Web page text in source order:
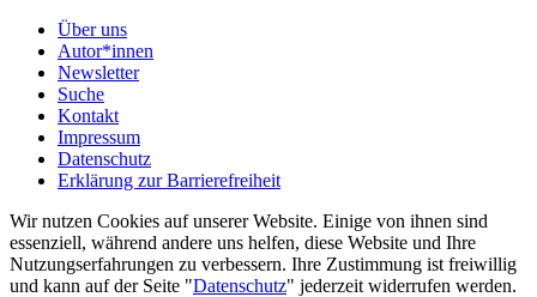
Über uns
Autor*innen
Newsletter
Suche
Kontakt
Impressum
Datenschutz
Erklärung zur Barrierefreiheit
Wir nutzen Cookies auf unserer Website. Einige von ihnen sind
essenziell, während andere uns helfen, diese Website und Ihre
Nutzungserfahrungen zu verbessern. Ihre Zustimmung ist freiwillig
und kann auf der Seite "Datenschutz" jederzeit widerrufen werden.